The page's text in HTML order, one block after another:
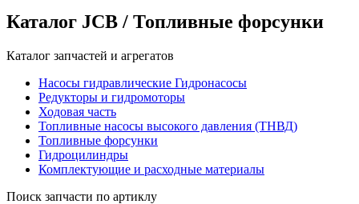
Каталог JCB / Топливные форсунки
Каталог запчастей и агрегатов
Насосы гидравлические Гидронасосы
Редукторы и гидромоторы
Ходовая часть
Топливные насосы высокого давления (ТНВД)
Топливные форсунки
Гидроцилиндры
Комплектующие и расходные материалы
Поиск запчасти по артиклу